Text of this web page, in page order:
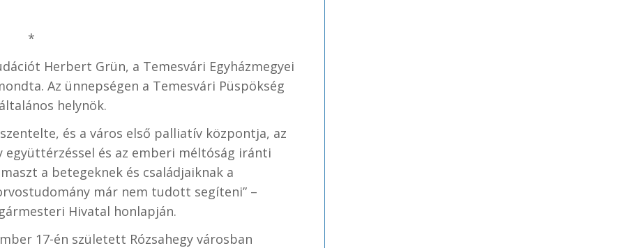
*
Herbert Grün, a Temesvári Egyházmegyei
Az ünnepségen a Temesvári Püspökség
helynök.
és a város első palliatív központja, az
együttérzéssel és az emberi méltóság iránti
a betegeknek és családjaiknak a
már nem tudott segíteni” –
Hivatal honlapján.
17-én született Rózsahegy városban